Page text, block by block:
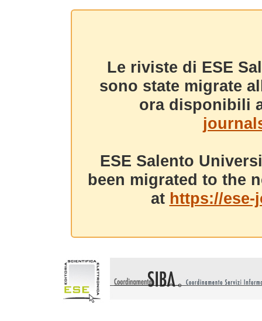
Le riviste di ESE
sono state migrate
ora disponibili
ESE Salento
been migrated to the
at https://